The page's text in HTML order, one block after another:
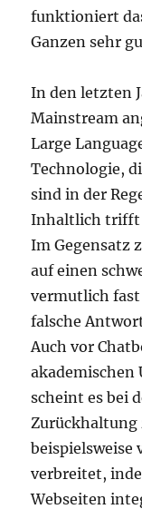
funktioniert
Ganzen sehr
In den letzten
Mainstream
Large
Technologie,
sind in der
Inhaltlich trifft
Im Gegensatz
auf einen
vermutlich fast
falsche
Auch vor
akademischen
scheint es bei
Zurückhaltung
verbreitet,
Webseiten